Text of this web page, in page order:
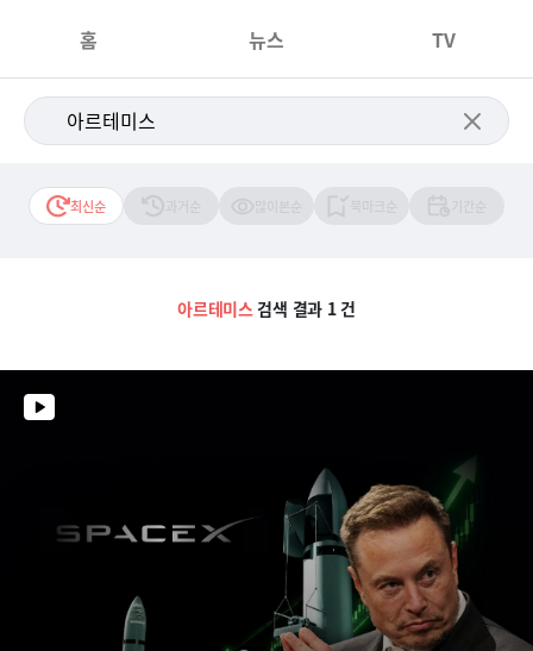
홈 뉴스 TV
최신순
아르테미스검색 결과 1 건